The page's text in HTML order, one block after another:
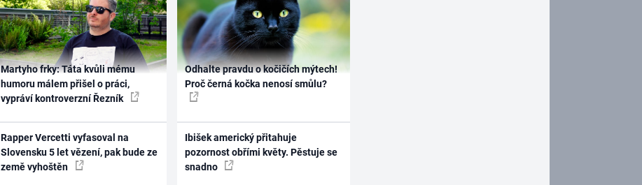
Martyho frky: Táta kvůli mému
humoru málem přišel o práci,
vypráví kontroverzní Řezník
Rapper Vercetti vyfasoval na
Slovensku 5 let vězení, pak bude ze
země vyhoštěn
Odhalte pravdu o kočičích mýtech!
Proč černá kočka nenosí smůlu?
Ibišek americký přitahuje
pozornost obřími květy. Pěstuje se
snadno